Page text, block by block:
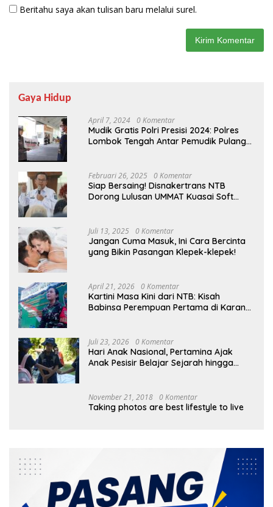
Beritahu saya akan tulisan baru melalui surel.
Gaya Hidup
April 7, 2024 0 Komentar
Mudik Gratis Polri Presisi 2024: Polres
Lombok Tengah Antar Pemudik Pulang
Februari 26, 2025 0 Komentar
Siap Bersaing! Disnakertrans NTB
Dorong Lulusan UMMAT Kuasai Soft
Juli 13, 2025 0 Komentar
Jangan Cuma Masuk, Ini Cara Bercinta
yang Bikin Pasangan Klepek-klepek!
April 21, 2026 0 Komentar
Kartini Masa Kini dari NTB: Kisah
Babinsa Perempuan Pertama di Karang
Juli 23, 2026 0 Komentar
Hari Anak Nasional, Pertamina Ajak
Anak Pesisir Belajar Sejarah hingga
November 21, 2018 0 Komentar
Taking photos are best lifestyle to live